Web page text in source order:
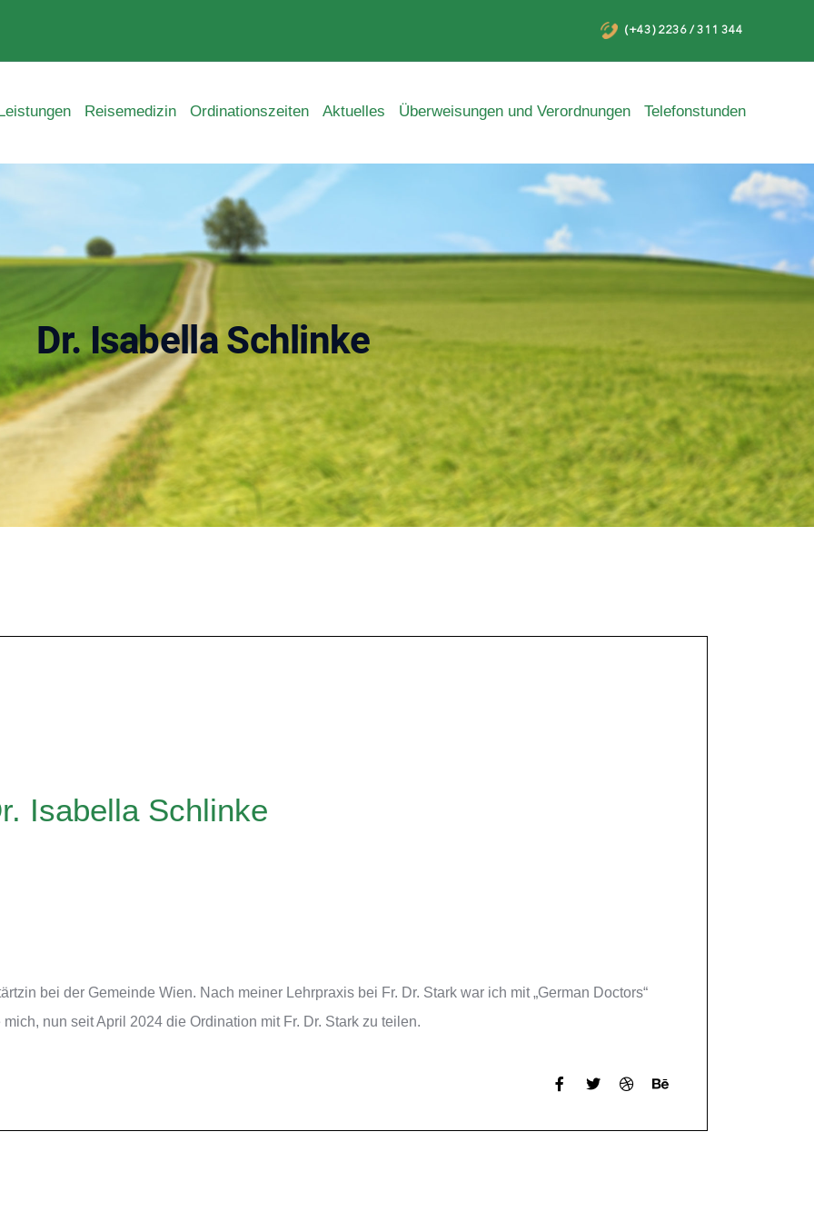
(+43) 2236 / 311 344
Reisemedizin Ordinationszeiten Aktuelles Überweisungen und Verordnungen Telefonstunden
Dr. Isabella Schlinke
Isabella Schlinke
bei der Gemeinde Wien. Nach meiner Lehrpraxis bei Fr. Dr. Stark war ich mit „German Doctors“
nun seit April 2024 die Ordination mit Fr. Dr. Stark zu teilen.